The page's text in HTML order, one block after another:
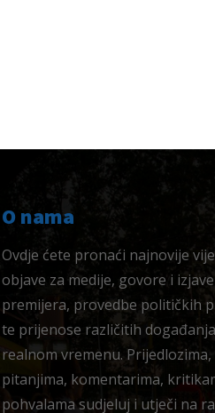
O nama
Ovdje ćete pronaći najnovije
objave za medije, govore i izjave
premijera, provedbe političkih
te prijenose različitih
realnom vremenu. Prijedlozima,
pitanjima, komentarima,
pohvalama sudjeluj i utječi na